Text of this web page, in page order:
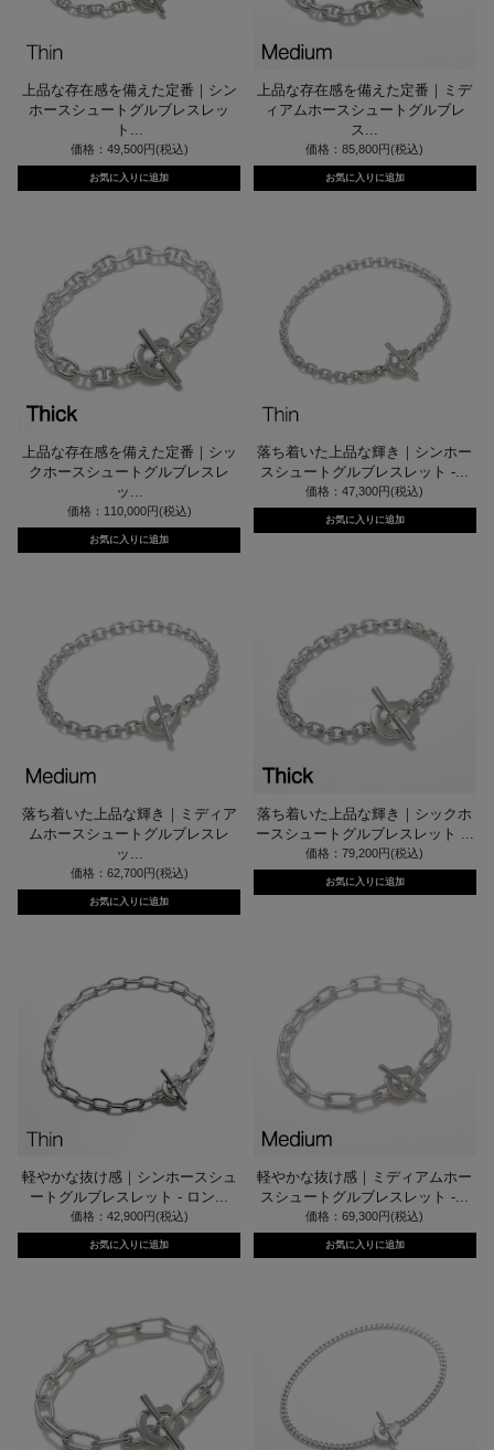
上品な存在感を備えた定番｜シン
ホースシュートグルブレスレッ
ト...
価格：49,500円(税込)
上品な存在感を備えた定番｜ミデ
ィアムホースシュートグルブレ
ス...
価格：85,800円(税込)
上品な存在感を備えた定番｜シッ
クホースシュートグルブレスレ
ッ...
価格：110,000円(税込)
落ち着いた上品な輝き｜シンホー
スシュートグルブレスレット -...
価格：47,300円(税込)
落ち着いた上品な輝き｜ミディア
ムホースシュートグルブレスレ
ッ...
価格：62,700円(税込)
落ち着いた上品な輝き｜シックホ
ースシュートグルブレスレット ...
価格：79,200円(税込)
軽やかな抜け感｜シンホースシュ
ートグルブレスレット - ロン...
価格：42,900円(税込)
軽やかな抜け感｜ミディアムホー
スシュートグルブレスレット -...
価格：69,300円(税込)